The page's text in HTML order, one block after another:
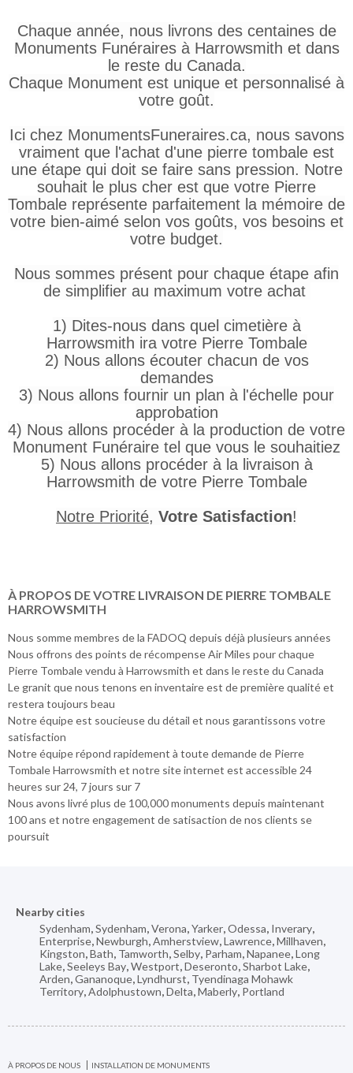
Chaque année, nous livrons des centaines de
Monuments Funéraires à Harrowsmith et dans
le reste du Canada.
Chaque Monument est unique et personnalisé à
votre goût.
Ici chez MonumentsFuneraires.ca, nous savons
vraiment que l'achat d'une pierre tombale est
une étape qui doit se faire sans pression. Notre
souhait le plus cher est que votre Pierre
Tombale représente parfaitement la mémoire de
votre bien-aimé selon vos goûts, vos besoins et
votre budget.
Nous sommes présent pour chaque étape afin
de simplifier au maximum votre achat
1) Dites-nous dans quel cimetière à
Harrowsmith ira votre Pierre Tombale
2) Nous allons écouter chacun de vos
demandes
3) Nous allons fournir un plan à l'échelle pour
approbation
4) Nous allons procéder à la production de votre
Monument Funéraire tel que vous le souhaitiez
5) Nous allons procéder à la livraison à
Harrowsmith de votre Pierre Tombale
Notre Priorité, Votre Satisfaction!
À PROPOS DE VOTRE LIVRAISON DE PIERRE TOMBALE
HARROWSMITH
Nous somme membres de la FADOQ depuis déjà plusieurs années
Nous offrons des points de récompense Air Miles pour chaque
Pierre Tombale vendu à Harrowsmith et dans le reste du Canada
Le granit que nous tenons en inventaire est de première qualité et
restera toujours beau
Notre équipe est soucieuse du détail et nous garantissons votre
satisfaction
Notre équipe répond rapidement à toute demande de Pierre
Tombale Harrowsmith et notre site internet est accessible 24
heures sur 24, 7 jours sur 7
Nous avons livré plus de 100,000 monuments depuis maintenant
100 ans et notre engagement de satisaction de nos clients se
poursuit
Nearby cities
Sydenham,Sydenham,Verona,Yarker,Odessa, Inverary,
Enterprise,Newburgh,Amherstview,Lawrence,Millhaven,
Kingston,Bath, Tamworth,Selby, Parham,Napanee,Long
Lake,Seeleys Bay,Westport,Deseronto,Sharbot Lake,
Arden,Gananoque,Lyndhurst, Tyendinaga Mohawk
Territory,Adolphustown,Delta,Maberly, Portland
À PROPOS DE NOUS INSTALLATION DE MONUMENTS